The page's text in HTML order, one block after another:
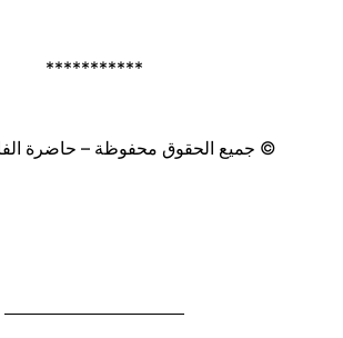
***********
© جميع الحقوق محفوظة – حاضرة